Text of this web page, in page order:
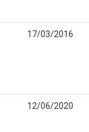
17/03/2016
12/06/2020